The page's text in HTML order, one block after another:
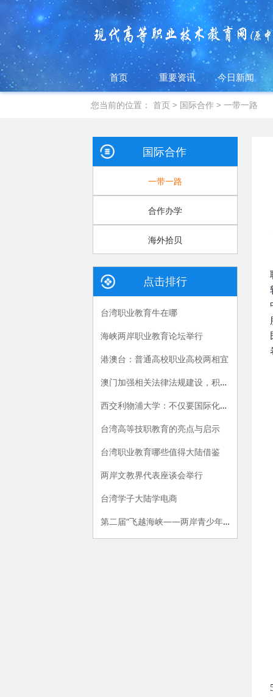
首页 重要资讯 今日新闻
您当前的位置：首页 > 国际合作 >一带一路
国际合作
一带一路
合作办学
海外拾贝
点击排行
台湾职业教育牛在哪
海峡两岸职业教育论坛举行
港澳台：普通高校职业高校两相宜
澳门加强相关法律法规建设，积极推动职业教育发展
西交利物浦大学：不仅要国际化，更要国际级
台湾高等技职教育的亮点与启示
台湾职业教育哪些值得大陆借鉴
两岸文教界代表座谈会举行
台湾学子大陆学电商
第二届“飞越海峡——两岸青少年携手公益行活动”在江苏经贸职业技术学院开营